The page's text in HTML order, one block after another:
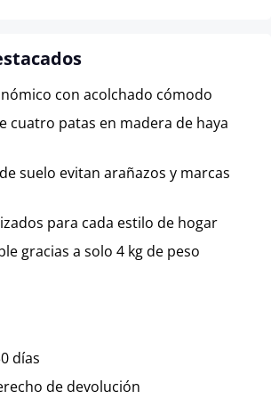
con acolchado cómodo
cuatro patas en madera de haya
suelo evitan arañazos y marcas
para cada estilo de hogar
gracias a solo 4 kg de peso
días
de devolución